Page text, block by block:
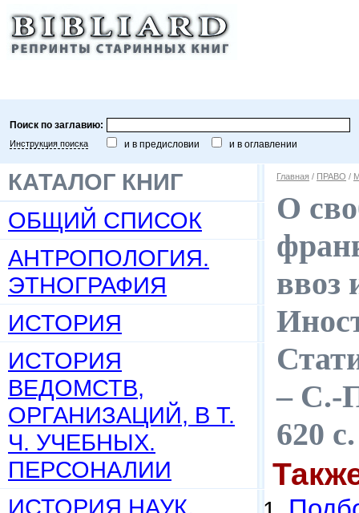
Поиск по заглавию:
Инструкция поиска и в предисловии и в оглавлении
КАТАЛОГ КНИГ
ОБЩИЙ СПИСОК
АНТРОПОЛОГИЯ.
ЭТНОГРАФИЯ
ИСТОРИЯ
ИСТОРИЯ
ВЕДОМСТВ,
ОРГАНИЗАЦИЙ, В Т.
Ч. УЧЕБНЫХ.
ПЕРСОНАЛИИ
ИСТОРИЯ НАУК,
Главная / ПРАВО /
О
ввоз
– С.-
620